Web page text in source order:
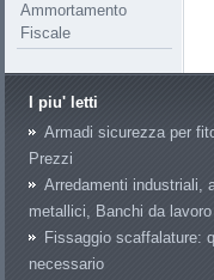
Ammortamento
Fiscale
I piu' letti
Armadi sicurezza per
Prezzi
Arredamenti industriali,
metallici, Banchi da lavoro
Fissaggio scaffalature:
necessario